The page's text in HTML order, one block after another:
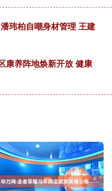
玮柏自嘲身材管理 王建
康养阵地焕新开放 健康